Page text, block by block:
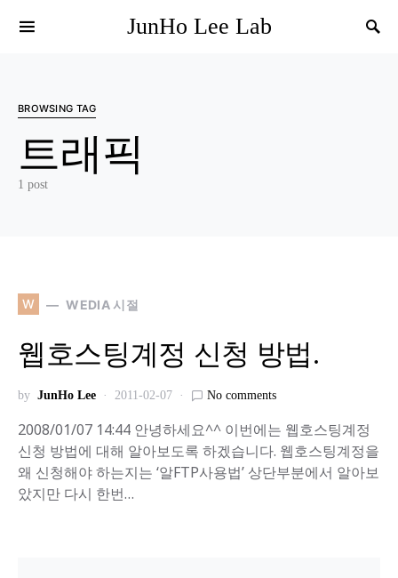
JunHo Lee Lab
BROWSING TAG
트래픽
1 post
W WEDIA 시절
웹호스팅계정 신청 방법.
by JunHo Lee 2011-02-07 No comments
2008/01/07 14:44 안녕하세요^^ 이번에는 웹호스팅계정
신청 방법에 대해 알아보도록 하겠습니다. 웹호스팅계정을
왜 신청해야 하는지는 ‘알FTP사용법’ 상단부분에서 알아보
았지만 다시 한번…